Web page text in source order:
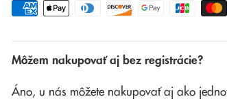
Môžem nakupovať aj bez registrácie?
Áno, u nás môžete nakupovať aj ako